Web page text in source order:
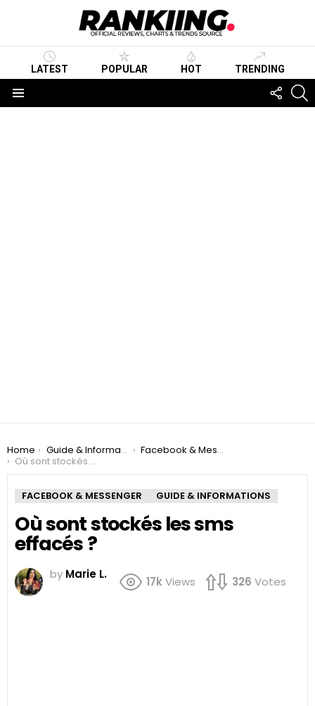
LATEST POPULAR HOT TRENDING
US
You are here:
Home Guide & Informations
Facebook & Messenger
Où sont stockés les sms effacés ?
FACEBOOK & MESSENGER GUIDE & INFORMATIONS
Où sont stockés les sms
effacés ?
by Marie L.
17kViews 326 Votes